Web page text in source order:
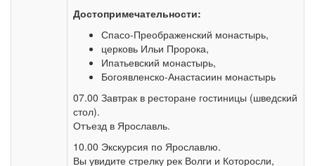
Достопримечательности:
Спасо-Преображенский монастырь,
церковь Ильи Пророка,
Ипатьевский монастырь,
Богоявленско-Анастасиин монастырь
07.00 Завтрак в ресторане гостиницы (шведский
стол).
Отъезд в Ярославль.
10.00 Экскурсия по Ярославлю.
Вы увидите стрелку рек Волги и Которосли,